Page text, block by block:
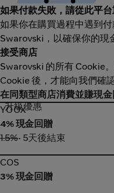
如果付款失敗，請從此平
如果你在購買過程中遇到
Swarovski，以確保你的現
接受商店
Swarovski 的所有 Cookie
Cookie 後，才能向我們確
在同類型商店消費並賺現
YOOX
升級優惠
YOOX
4% 現金回贈
1.5%• 5天後結束
COS
COS
3% 現金回贈